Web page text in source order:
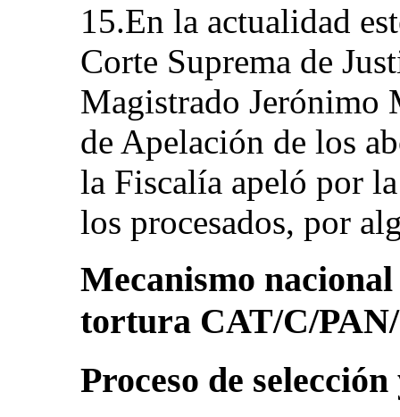
15.En la actualidad
Corte Suprema de
Magistrado Jerónimo
de Apelación de los
la Fiscalía apeló por
los procesados, por
Mecanismo
tortura CAT/C/
Proceso de